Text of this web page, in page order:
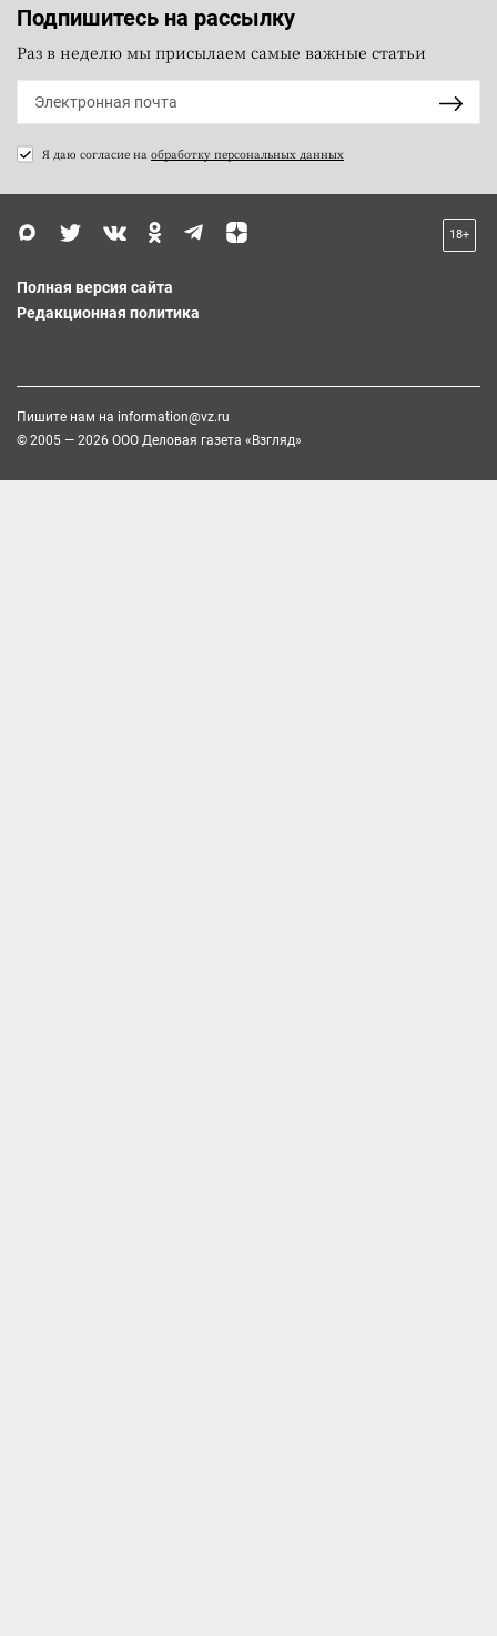
Подпишитесь на рассылку
Раз в неделю мы присылаем самые важные статьи
Я даю согласие на обработку персональных данных
18+
Полная версия сайта
Редакционная политика
Пишите нам на information@vz.ru
© 2005 — 2026 ООО Деловая газета «Взгляд»